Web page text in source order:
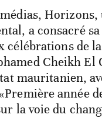
a consacré
célébrations de
Cheikh El
mauritanien,
année
la voie du